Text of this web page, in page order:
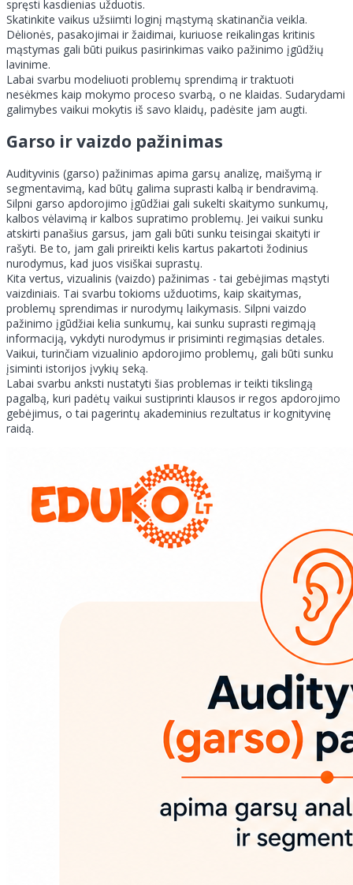
spręsti kasdienias užduotis.
Skatinkite vaikus užsiimti loginį mąstymą skatinančia veikla.
Dėlionės, pasakojimai ir žaidimai, kuriuose reikalingas kritinis
mąstymas gali būti puikus pasirinkimas vaiko pažinimo įgūdžių
lavinime.
Labai svarbu modeliuoti problemų sprendimą ir traktuoti
nesėkmes kaip mokymo proceso svarbą, o ne klaidas. Sudarydami
galimybes vaikui mokytis iš savo klaidų, padėsite jam augti.
Garso ir vaizdo pažinimas
Audityvinis (garso) pažinimas apima garsų analizę, maišymą ir
segmentavimą, kad būtų galima suprasti kalbą ir bendravimą.
Silpni garso apdorojimo įgūdžiai gali sukelti skaitymo sunkumų,
kalbos vėlavimą ir kalbos supratimo problemų. Jei vaikui sunku
atskirti panašius garsus, jam gali būti sunku teisingai skaityti ir
rašyti. Be to, jam gali prireikti kelis kartus pakartoti žodinius
nurodymus, kad juos visiškai suprastų.
Kita vertus, vizualinis (vaizdo) pažinimas - tai gebėjimas mąstyti
vaizdiniais. Tai svarbu tokioms užduotims, kaip skaitymas,
problemų sprendimas ir nurodymų laikymasis. Silpni vaizdo
pažinimo įgūdžiai kelia sunkumų, kai sunku suprasti regimąją
informaciją, vykdyti nurodymus ir prisiminti regimąsias detales.
Vaikui, turinčiam vizualinio apdorojimo problemų, gali būti sunku
įsiminti istorijos įvykių seką.
Labai svarbu anksti nustatyti šias problemas ir teikti tikslingą
pagalbą, kuri padėtų vaikui sustiprinti klausos ir regos apdorojimo
gebėjimus, o tai pagerintų akademinius rezultatus ir kognityvinę
raidą.